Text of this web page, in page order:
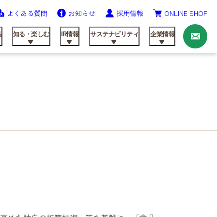
よくある質問 お知らせ 採用情報 ONLINE SHOP
動画ライブラリー
知る・楽しむ IR情報 サステナビリティ 企業情報
お
問
い
合
わ
せ